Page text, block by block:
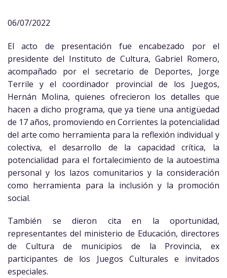
06/07/2022
El acto de presentación fue encabezado por el
presidente del Instituto de Cultura, Gabriel Romero,
acompañado por el secretario de Deportes, Jorge
Terrile y el coordinador provincial de los Juegos,
Hernán Molina, quienes ofrecieron los detalles que
hacen a dicho programa, que ya tiene una antigüedad
de 17 años, promoviendo en Corrientes la potencialidad
del arte como herramienta para la reflexión individual y
colectiva, el desarrollo de la capacidad crítica, la
potencialidad para el fortalecimiento de la autoestima
personal y los lazos comunitarios y la consideración
como herramienta para la inclusión y la promoción
social.
También se dieron cita en la oportunidad,
representantes del ministerio de Educación, directores
de Cultura de municipios de la Provincia, ex
participantes de los Juegos Culturales e invitados
especiales.